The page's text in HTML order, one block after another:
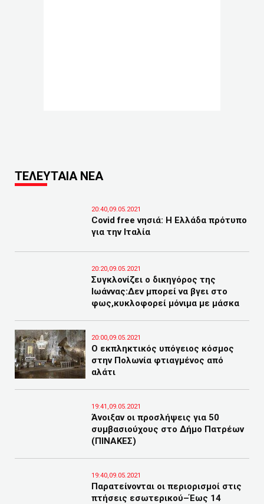
ΤΕΛΕΥΤΑΙΑ ΝΕΑ
20:40,09.05.2021
Covid free νησιά: Η Ελλάδα πρότυπο
για την Ιταλία
20:20,09.05.2021
Συγκλονίζει ο δικηγόρος της
Ιωάννας:Δεν μπορεί να βγει στο
φως,κυκλοφορεί μόνιμα με μάσκα
20:00,09.05.2021
Ο εκπληκτικός υπόγειος κόσμος
στην Πολωνία φτιαγμένος από
αλάτι
19:41,09.05.2021
Άνοιξαν οι προσλήψεις για 50
συμβασιούχους στο Δήμο Πατρέων
(ΠΙΝΑΚΕΣ)
19:40,09.05.2021
Παρατείνονται οι περιορισμοί στις
πτήσεις εσωτερικού–Έως 14